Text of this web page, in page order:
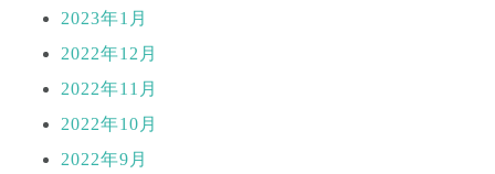
2023年1月
2022年12月
2022年11月
2022年10月
2022年9月